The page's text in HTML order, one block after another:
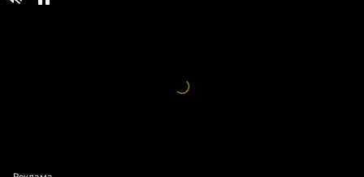
Видео
проигрыватель